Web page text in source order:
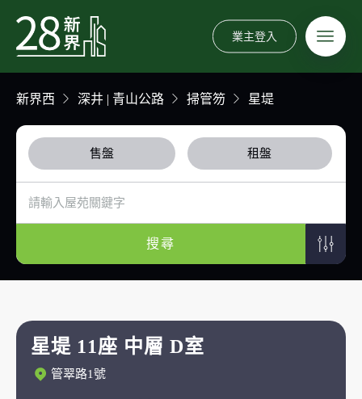
業主登入
新界西 深井 | 青山公路 掃管笏 星堤
售盤 租盤
搜尋
星堤 11座 中層 D室
管翠路1號